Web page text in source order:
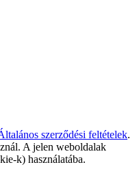
szerződési feltételek.
A jelen weboldalak
k) használatába.